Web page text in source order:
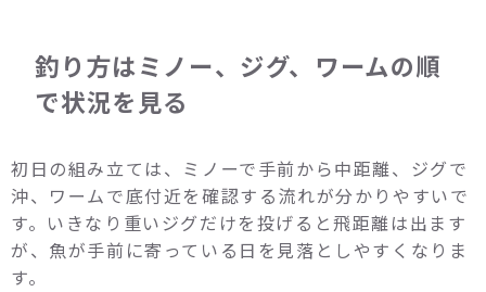
釣り方はミノー、ジグ、ワームの順
で状況を見る
初日の組み立ては、ミノーで手前から中距離、ジグで
沖、ワームで底付近を確認する流れが分かりやすいで
す。いきなり重いジグだけを投げると飛距離は出ます
が、魚が手前に寄っている日を見落としやすくなりま
す。